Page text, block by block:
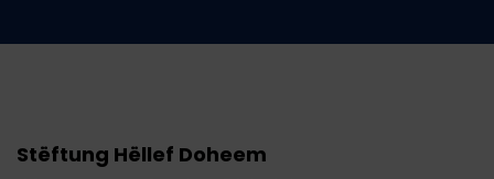
Stëftung Hëllef Doheem